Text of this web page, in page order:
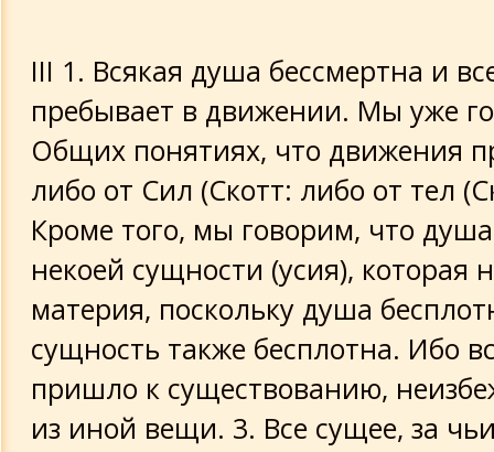
III 1. Всякая душа бессмертна и
пребывает в движении. Мы уже
Общих понятиях, что движения
либо от Сил (Скотт: либо от тел
Кроме того, мы говорим, что
некоей сущности (усия), которая
материя, поскольку душа
сущность также бесплотна. Ибо
пришло к существованию,
из иной вещи. 3. Все сущее, за